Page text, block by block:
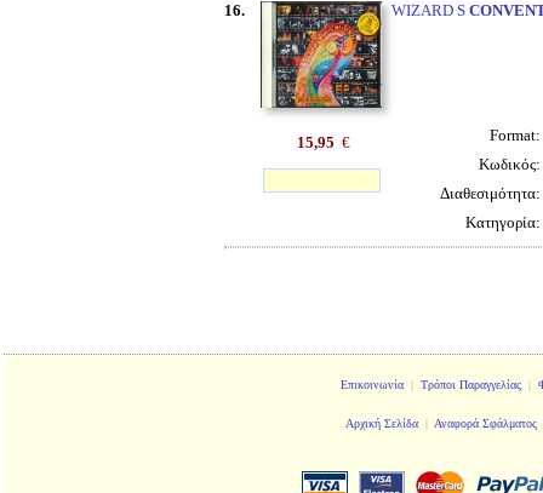
16. WIZARD S
15,95 €
Format:
Κωδικός:
Διαθεσιμότητα:
Κατηγορία:
Επικοινωνία | Τρόποι Παραγγελίας |
Αρχική Σελίδα| Αναφορά Σφάλματος